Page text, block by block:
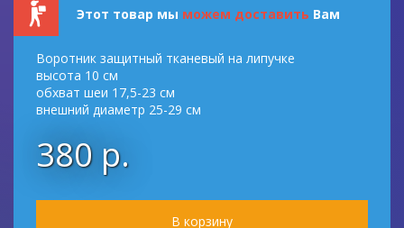
Этот товар мы можем доставить Вам
Воротник защитный тканевый на липучке
высота 10 см
обхват шеи 17,5-23 см
внешний диаметр 25-29 см
380 р.